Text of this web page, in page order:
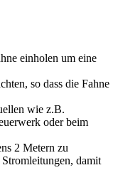
einholen um eine
so dass die Fahne
wie z.B.
oder beim
2 Metern zu
damit